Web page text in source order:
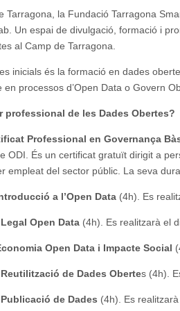
Governança
Open
Tarragona, la Fundació Tarragona
Un espai de divulgació, formació i
al Camp de Tarragona.
inicials és la formació en dades
en processos d’Open Data o Govern
professional de les Dades Obertes?
Professional en Governança
ODI. És un certificat gratuït dirigit a
empleat del sector públic. La seva
a l’Open Data (4h). Es
Open Data (4h). Es realitzarà el
Open Data i Impacte Social
de Dades Obertes (4h).
de Dades (4h). Es realitzarà